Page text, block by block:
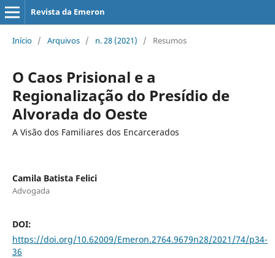
Revista da Emeron
Início / Arquivos / n. 28 (2021) / Resumos
O Caos Prisional e a
Regionalização do Presídio de
Alvorada do Oeste
A Visão dos Familiares dos Encarcerados
Camila Batista Felici
Advogada
DOI:
https://doi.org/10.62009/Emeron.2764.9679n28/2021/74/p34-
36